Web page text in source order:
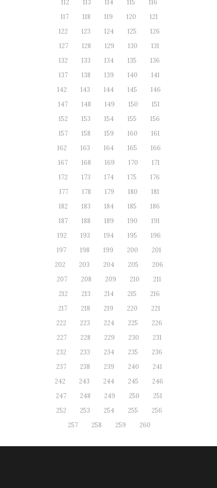
112
113 114 115
116
117
118 119 120
121
122
123 124 125
126
127
128 129 130
131
132
133 134 135
136
137
138 139 140
141
142
143 144 145
146
147
148 149 150
151
152
153 154 155
156
157
158 159 160
161
162
163 164 165
166
167
168 169 170
171
172
173 174 175
176
177
178 179 180
181
182
183 184 185
186
187
188 189 190
191
192
193 194 195
196
197
198 199 200
201
202
203 204 205
206
207
208 209 210
211
212
213 214 215
216
217
218 219 220
221
222
223 224 225
226
227
228 229 230
231
232
233 234 235
236
237
238 239 240
241
242
243 244 245
246
247
248 249 250
251
252
253 254 255
256
257
258 259 260